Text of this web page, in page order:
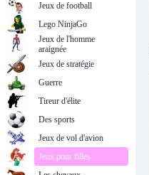
Jeux de football
Lego NinjaGo
Jeux de l'homme
araignée
Jeux de stratégie
Guerre
Tireur d'élite
Des sports
Jeux de vol d'avion
Jeux pour filles